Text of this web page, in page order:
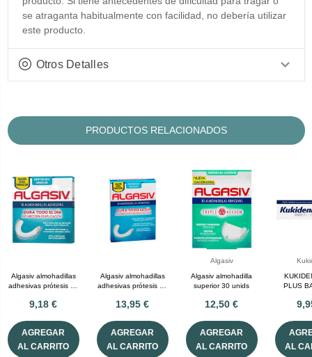
se atraganta habitualmente con facilidad, no debería utilizar
este producto.
Otros Detalles
PRODUCTOS RELACIONADOS
Algasiv almohadillas
adhesivas prótesis 18
9,18 €
AGREGAR
AL CARRITO
Algasiv almohadillas
adhesivas prótesis 30
13,95 €
AGREGAR
AL CARRITO
Algasiv
Algasiv almohadilla
superior 30 unids
12,50 €
AGREGAR
AL CARRITO
PLUS
SIN
AL